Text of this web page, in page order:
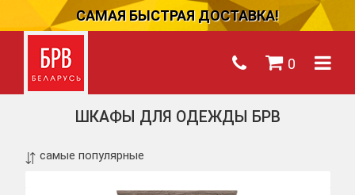
САМАЯ БЫСТРАЯ ДОСТАВКА!
0
ШКАФЫ ДЛЯ ОДЕЖДЫ БРВ